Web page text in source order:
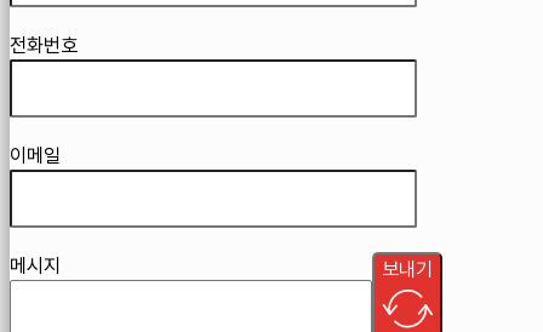
전화번호
이메일
메시지 보내기